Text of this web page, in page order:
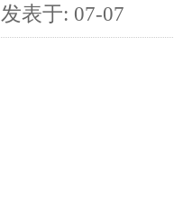
发表于: 07-07